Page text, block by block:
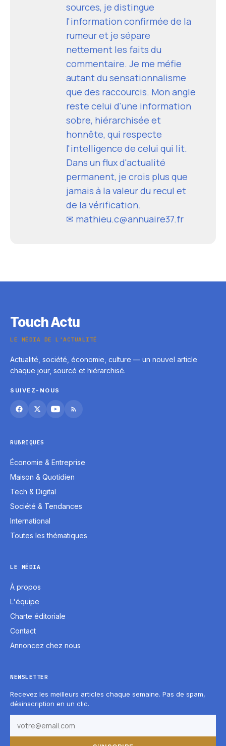
sources, je distingue
l'information confirmée de la
rumeur et je sépare
nettement les faits du
commentaire. Je me méfie
autant du sensationnalisme
que des raccourcis. Mon angle
reste celui d'une information
sobre, hiérarchisée et
honnête, qui respecte
l'intelligence de celui qui lit.
Dans un flux d'actualité
permanent, je crois plus que
jamais à la valeur du recul et
de la vérification.
✉ mathieu.c@annuaire37.fr
Touch Actu
LE MÉDIA DE L'ACTUALITÉ
Actualité, société, économie, culture — un nouvel article
chaque jour, sourcé et hiérarchisé.
SUIVEZ-NOUS
RUBRIQUES
Économie & Entreprise
Maison & Quotidien
Tech & Digital
Société & Tendances
International
Toutes les thématiques
LE MÉDIA
À propos
L'équipe
Charte éditoriale
Contact
Annoncez chez nous
NEWSLETTER
Recevez les meilleurs articles chaque semaine. Pas de spam,
désinscription en un clic.